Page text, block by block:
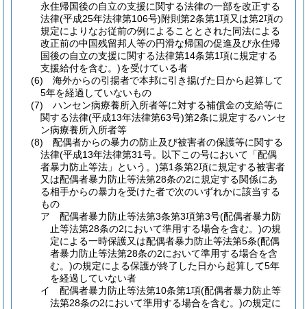
永住帰国後の自立の支援に関する法律の一部を改正する
法律(平成25年法律第106号)附則第2条第1項又は第2項の
規定によりなお従前の例によることとされた同法による
改正前の中国残留邦人等の円滑な帰国の促進及び永住帰
国後の自立の支援に関する法律第14条第1項に規定する
支援給付を含む。)を受けている者
(6)
海外からの引揚者で本邦に引き揚げた日から起算して
5年を経過していないもの
(7)
ハンセン病療養所入所者等に対する補償金の支給等に
関する法律(平成13年法律第63号)第2条に規定するハンセ
ン病療養所入所者等
(8)
配偶者からの暴力の防止及び被害者の保護等に関する
法律(平成13年法律第31号。以下この号において「配偶
者暴力防止等法」という。)第1条第2項に規定する被害者
又は配偶者暴力防止等法第28条の2に規定する関係にあ
る相手からの暴力を受けた者で次のいずれかに該当する
もの
ア
配偶者暴力防止等法第3条第3項第3号(配偶者暴力防
止等法第28条の2において準用する場合を含む。)の規
定による一時保護又は配偶者暴力防止等法第5条(配偶
者暴力防止等法第28条の2において準用する場合を含
む。)の規定による保護が終了した日から起算して5年
を経過していない者
イ
配偶者暴力防止等法第10条第1項(配偶者暴力防止等
法第28条の2において準用する場合を含む。)の規定に